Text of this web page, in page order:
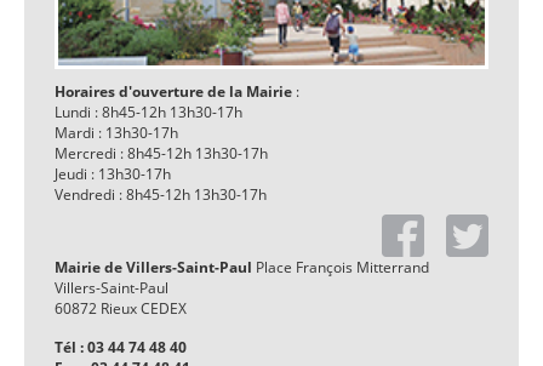
Horaires d'ouverture de la Mairie :
Lundi : 8h45-12h 13h30-17h
Mardi : 13h30-17h
Mercredi : 8h45-12h 13h30-17h
Jeudi : 13h30-17h
Vendredi : 8h45-12h 13h30-17h
Mairie de Villers-Saint-Paul Place François Mitterrand
Villers-Saint-Paul
60872 Rieux CEDEX
Tél : 03 44 74 48 40